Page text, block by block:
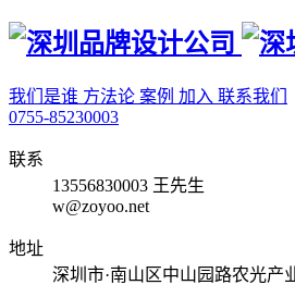
我们是谁 方法论 案例 加入 联系我们
0755-85230003
联系
13556830003 王先生
w@zoyoo.net
地址
深圳市·南山区中山园路农光产